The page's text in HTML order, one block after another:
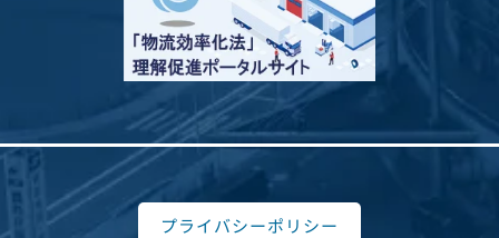
プライバシーポリシー